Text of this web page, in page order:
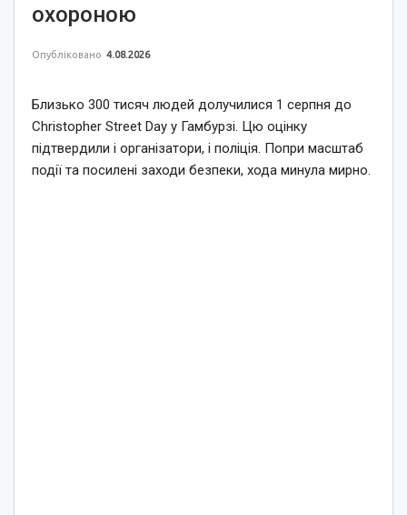
охороною
Опубліковано 4.08.2026
Близько 300 тисяч людей долучилися 1 серпня до
Christopher Street Day у Гамбурзі. Цю оцінку
підтвердили і організатори, і поліція. Попри масштаб
події та посилені заходи безпеки, хода минула мирно.